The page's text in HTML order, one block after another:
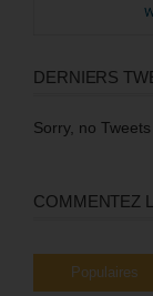
DERNIERS
Sorry, no
COMMENTEZ
Populaires